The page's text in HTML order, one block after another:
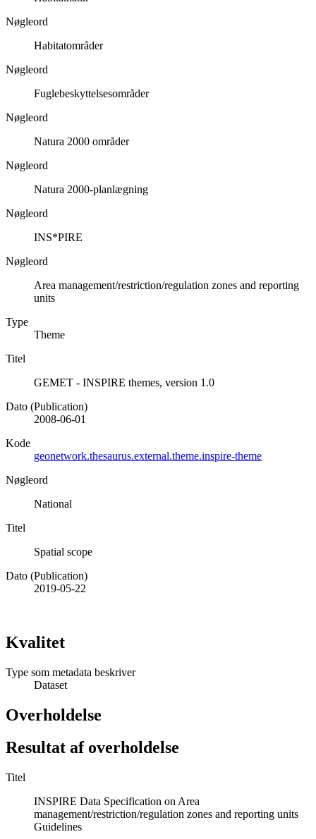
Nøgleord
Habitatområder
Nøgleord
Fuglebeskyttelsesområder
Nøgleord
Natura 2000 områder
Nøgleord
Natura 2000-planlægning
Nøgleord
INS*PIRE
Nøgleord
Area management/restriction/regulation zones and reporting
units
Type
Theme
Titel
GEMET - INSPIRE themes, version 1.0
Dato (Publication)
2008-06-01
Kode
geonetwork.thesaurus.external.theme.inspire-theme
Nøgleord
National
Titel
Spatial scope
Dato (Publication)
2019-05-22
Kvalitet
Type som metadata beskriver
Dataset
Overholdelse
Resultat af overholdelse
Titel
INSPIRE Data Specification on Area
management/restriction/regulation zones and reporting units
Guidelines